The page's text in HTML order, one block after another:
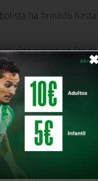
×
ha firmado hasta
criado en los
con el Real